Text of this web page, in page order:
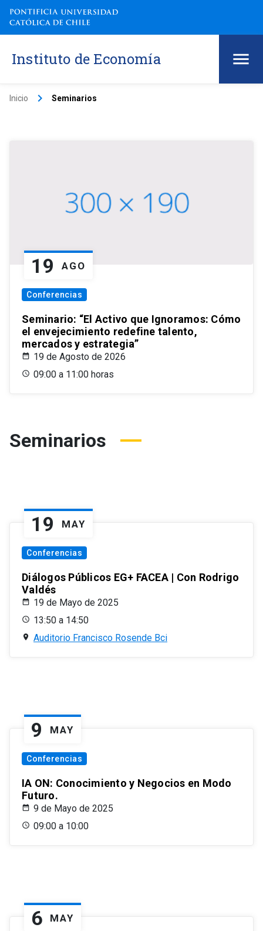
Instituto de Economía
Inicio keyboard_arrow_right Seminarios
19 AGO
Conferencias
Seminario: “El Activo que Ignoramos: Cómo
el envejecimiento redefine talento,
mercados y estrategia”
19 de Agosto de 2026
09:00 a 11:00 horas
Seminarios
19 MAY
Conferencias
Diálogos Públicos EG+ FACEA | Con Rodrigo
Valdés
19 de Mayo de 2025
13:50 a 14:50
Auditorio Francisco Rosende Bci
9 MAY
Conferencias
IA ON: Conocimiento y Negocios en Modo
Futuro.
9 de Mayo de 2025
09:00 a 10:00
6 MAY